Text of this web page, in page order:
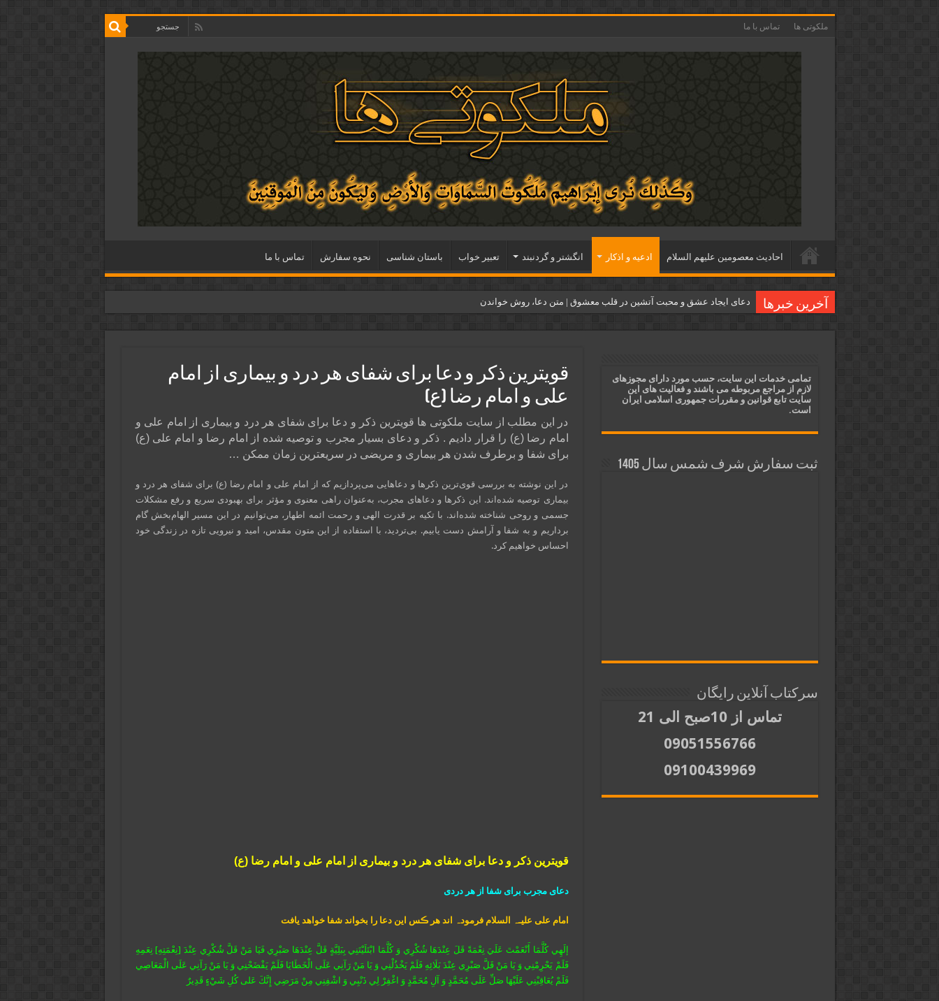
ملکوتی ها تماس با ما
احاديث معصومين عليهم السلام ادعيه و اذكار انگشتر و گردنبند تعبیر خواب باستان شناسی نحوه سفارش تماس با ما
آخرین خبرها دعای ایجاد عشق و محبت آتشین در قلب معشوق | متن دعا، روش خواندن
قویترین ذکر استجابت دعا و حاجت روایی | ذکر اسماء الحسنی برآورده شدن حاجت
دعای افزایش رزق و روزی و ثروتمند شدن | متن دعا و اذکار مجرب
قویترین ذکر و دعا برای شفای هر درد و بیماری از امام
علی و امام رضا (ع)
در این مطلب از سایت ملکوتی ها قویترین ذکر و دعا برای شفای هر درد و بیماری از امام علی و
امام رضا (ع) را قرار دادیم . ذکر و دعای بسیار مجرب و توصیه شده از امام رضا و امام علی (ع)
برای شفا و برطرف شدن هر بیماری و مریضی در سریعترین زمان ممکن …
در این نوشته به بررسی قوی‌ترین ذکرها و دعاهایی می‌پردازیم که از امام علی و امام رضا (ع) برای شفای هر درد و
بیماری توصیه شده‌اند. این ذکرها و دعاهای مجرب، به‌عنوان راهی معنوی و مؤثر برای بهبودی سریع و رفع مشکلات
جسمی و روحی شناخته شده‌اند. با تکیه بر قدرت الهی و رحمت ائمه اطهار، می‌توانیم در این مسیر الهام‌بخش گام
برداریم و به شفا و آرامش دست یابیم. بی‌تردید، با استفاده از این متون مقدس، امید و نیرویی تازه در زندگی خود
احساس خواهیم کرد.
قویترین ذکر و دعا برای شفای هر درد و بیماری از امام علی و امام رضا (ع)
دعای مجرب برای شفا از هر دردی
امام علی علیـہ السلام فرمودہ اند هر ڪس این دعا را بخواند شفا خواهد یافت
إلَهِي كُلَّمَا أَنْعَمْتَ‏ عَلَيَ‏ نِعْمَةً قَلَ‏ عِنْدَهَا شُكْرِي‏ وَ كُلَّمَا ابْتَلَيْتَنِي بِبَلِيَّةٍ قَلَّ عِنْدَهَا صَبْرِي فَيَا مَنْ قَلَّ شُكْرِي عِنْدَ [نِعْمَتِهِ‏] نِعَمِهِ
فَلَمْ يَحْرِمْنِي وَ يَا مَنْ قَلَّ صَبْرِي عِنْدَ بَلَائِهِ فَلَمْ يَخْذُلْنِي وَ يَا مَنْ رَآنِي عَلَى الْخَطَايَا فَلَمْ يَفْضَحْنِي وَ يَا مَنْ رَآنِي عَلَى الْمَعَاصِي
فَلَمْ يُعَاقِبْنِي عَلَيْهَا صَلِّ عَلَى مُحَمَّدٍ وَ آلِ مُحَمَّدٍ وَ اغْفِرْ لِي ذَنْبِي وَ اشْفِنِي مِنْ مَرَضِي‏ إِنَّكَ عَلى‏ كُلِ‏ شَيْ‏ءٍ قَدِيرٌ
تمامی خدمات این سایت، حسب مورد دارای مجوزهای
لازم از مراجع مربوطه می باشند و فعالیت های این
سایت تابع قوانین و مقررات جمهوری اسلامی ایران
است.
ثبت سفارش شرف شمس سال 1405
سرکتاب آنلاین رایگان
تماس از 10صبح الی 21
09051556766
09100439969